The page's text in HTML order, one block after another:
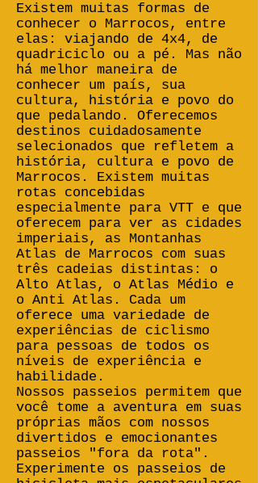
Existem muitas formas de
conhecer o Marrocos, entre
elas: viajando de 4x4, de
quadriciclo ou a pé. Mas não
há melhor maneira de
conhecer um país, sua
cultura, história e povo do
que pedalando. Oferecemos
destinos cuidadosamente
selecionados que refletem a
história, cultura e povo de
Marrocos. Existem muitas
rotas concebidas
especialmente para VTT e que
oferecem para ver as cidades
imperiais, as Montanhas
Atlas de Marrocos com suas
três cadeias distintas: o
Alto Atlas, o Atlas Médio e
o Anti Atlas. Cada um
oferece uma variedade de
experiências de ciclismo
para pessoas de todos os
níveis de experiência e
habilidade.
Nossos passeios permitem que
você tome a aventura em suas
próprias mãos com nossos
divertidos e emocionantes
passeios "fora da rota".
Experimente os passeios de